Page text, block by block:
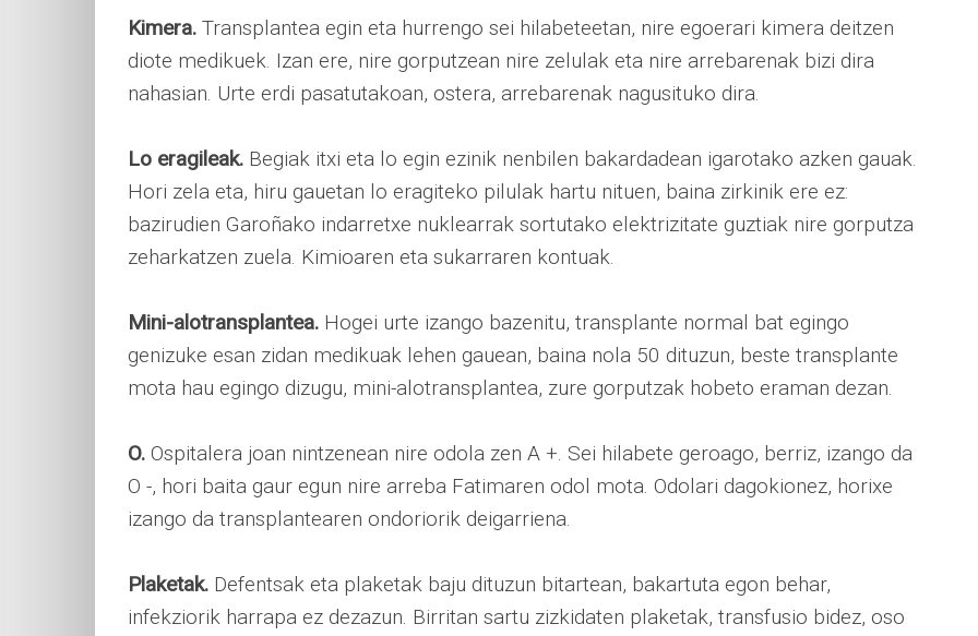
Kimera. Transplantea egin eta hurrengo sei hilabeteetan, nire egoerari kimera deitzen
diote medikuek. Izan ere, nire gorputzean nire zelulak eta nire arrebarenak bizi dira
nahasian. Urte erdi pasatutakoan, ostera, arrebarenak nagusituko dira.
Lo eragileak. Begiak itxi eta lo egin ezinik nenbilen bakardadean igarotako azken gauak.
Hori zela eta, hiru gauetan lo eragiteko pilulak hartu nituen, baina zirkinik ere ez:
bazirudien Garoñako indarretxe nuklearrak sortutako elektrizitate guztiak nire gorputza
zeharkatzen zuela. Kimioaren eta sukarraren kontuak.
Mini-alotransplantea. Hogei urte izango bazenitu, transplante normal bat egingo
genizuke esan zidan medikuak lehen gauean, baina nola 50 dituzun, beste transplante
mota hau egingo dizugu, mini-alotransplantea, zure gorputzak hobeto eraman dezan.
O. Ospitalera joan nintzenean nire odola zen A +. Sei hilabete geroago, berriz, izango da
O -, hori baita gaur egun nire arreba Fatimaren odol mota. Odolari dagokionez, horixe
izango da transplantearen ondoriorik deigarriena.
Plaketak. Defentsak eta plaketak baju dituzun bitartean, bakartuta egon behar,
infekziorik harrapa ez dezazun. Birritan sartu zizkidaten plaketak, transfusio bidez, oso